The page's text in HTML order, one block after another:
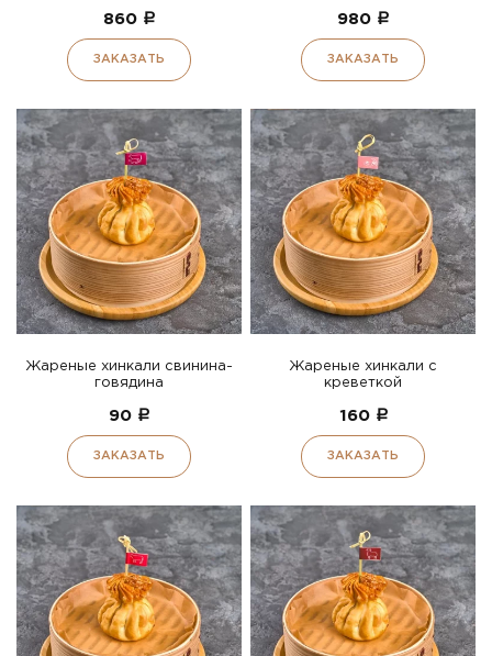
860 a
ЗАКАЗАТЬ
980 a
ЗАКАЗАТЬ
Жареные хинкали свинина-
говядина
90 a
ЗАКАЗАТЬ
Жареные хинкали с
креветкой
160 a
ЗАКАЗАТЬ